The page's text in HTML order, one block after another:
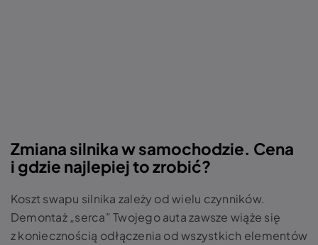
Zmiana silnika w samochodzie. Cena
i gdzie najlepiej to zrobić?
Koszt swapu silnika zależy od wielu czynników.
Demontaż „serca” Twojego auta zawsze wiąże się
z koniecznością odłączenia od wszystkich elementów